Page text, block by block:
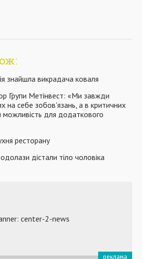
знайшла викрадача коваля
Групи Метінвест: «Ми завжди
на себе зобов'язань, а в критичних
можливість для додаткового
ресторану
дістали тіло чоловіка